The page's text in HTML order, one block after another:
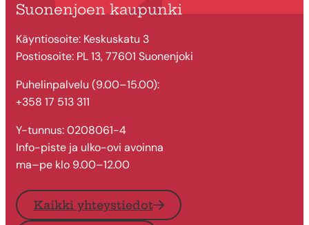
Suonenjoen kaupunki
Käyntiosoite: Keskuskatu 3
Postiosoite: PL 13, 77601 Suonenjoki
Puhelinpalvelu (9.00–15.00):
+358 17 513 311
Y-tunnus: 0208061-4
Info-piste ja ulko-ovi avoinna
ma–pe klo 9.00–12.00
Kaikki yhteystiedot